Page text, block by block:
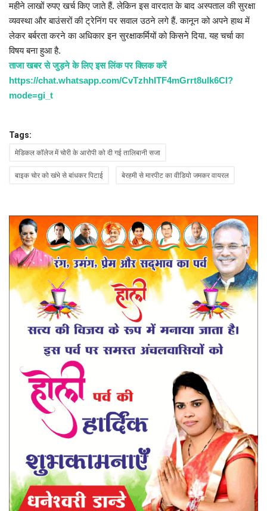
महीने लाखों रुपए खर्च किए जाते हैं. लेकिन इस वारदात के बाद अस्पताल की सुरक्षा
व्यवस्था और बाउंसरों की ट्रेनिंग पर सवाल उठने लगे हैं. कानून को अपने हाथ में
लेकर बर्बरता करने का अधिकार इन सुरक्षाकर्मियों को किसने दिया. यह चर्चा का
विषय बना हुआ है.
ताजा खबर से जुड़ने के लिए इस लिंक पर क्लिक करें
https://chat.whatsapp.com/CvTzhhITF4mGrrt8ulk6CI?
mode=gi_t
Tags:
मेडिकल कॉलेज में चोरी के आरोपी को दी गई तालिबानी सजा
बाइक चोर को खंभे से बांधकर पिटाई बेरहमी से मारपीट का वीडियो जमकर वायरल